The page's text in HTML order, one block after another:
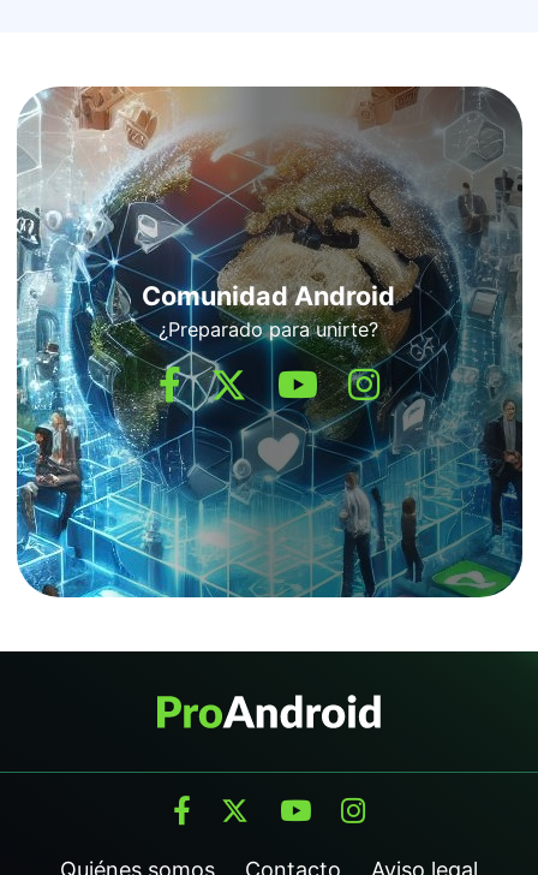
Comunidad Android
¿Preparado para unirte?
Quiénes somos Contacto Aviso legal